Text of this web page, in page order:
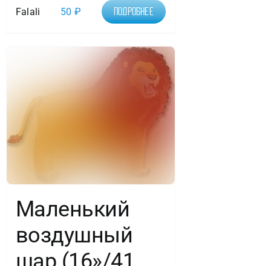
Falali 50 ₽ Подробнее
Маленький
воздушный